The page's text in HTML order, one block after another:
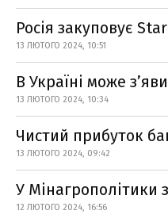
Росія закуповує
13 ЛЮТОГО 2024, 10:51
В Україні може
13 ЛЮТОГО 2024, 10:34
Чистий прибуток
13 ЛЮТОГО 2024, 09:42
У Мінагрополітики
12 ЛЮТОГО 2024, 16:56